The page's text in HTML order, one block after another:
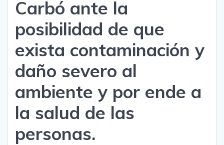
Carbó ante la
posibilidad de que
exista contaminación y
daño severo al
ambiente y por ende a
la salud de las
personas.